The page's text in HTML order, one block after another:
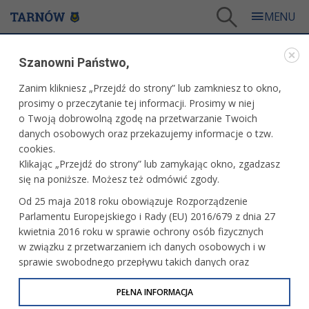
Galeria - Edukacja i Nauka 2009 /
Inauguracja roku akademickiego Państwowej Wyższej Szkoły Zawodowej
WARTO ZOBACZYĆ
INAUGURACJA ROKU AKADEMICKIEGO
PAŃSTWOWEJ WYŻSZEJ SZKOŁY ZAWODOWEJ
10 października 2009 r.fot. Paweł Topolski
Szanowni Państwo,
Zanim klikniesz „Przejdź do strony” lub zamkniesz to okno,
prosimy o przeczytanie tej informacji. Prosimy w niej
o Twoją dobrowolną zgodę na przetwarzanie Twoich
danych osobowych oraz przekazujemy informacje o tzw.
cookies.
Klikając „Przejdź do strony” lub zamykając okno, zgadzasz
się na poniższe. Możesz też odmówić zgody.
Od 25 maja 2018 roku obowiązuje Rozporządzenie
Parlamentu Europejskiego i Rady (EU) 2016/679 z dnia 27
kwietnia 2016 roku w sprawie ochrony osób fizycznych
w związku z przetwarzaniem ich danych osobowych i w
sprawie swobodnego przepływu takich danych oraz
uchylenia dyrektywy 95/46/WE (określane jako RODO, GDPR
lub Ogólne Rozporządzenie o Ochronie Danych
PEŁNA INFORMACJA